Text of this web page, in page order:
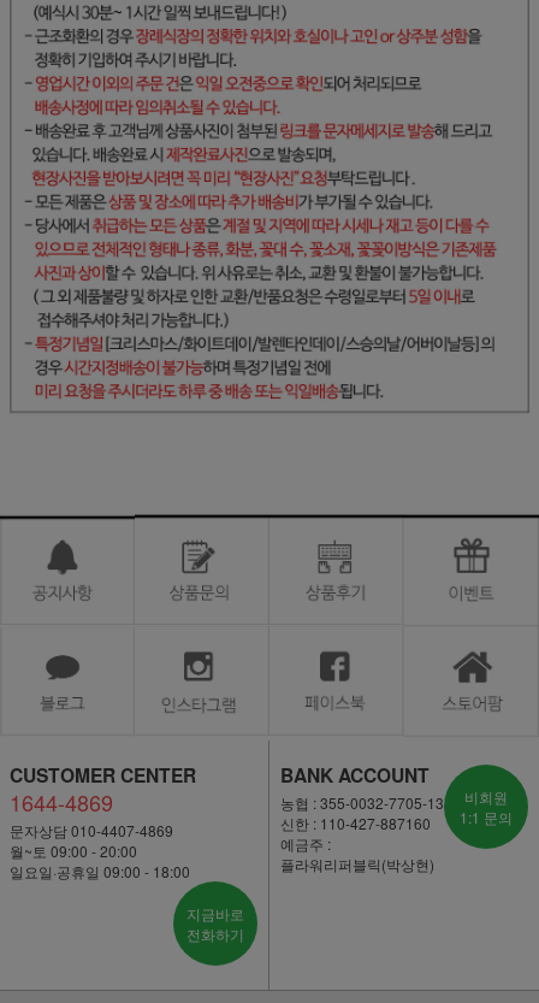
CUSTOMER CENTER
1644-4869
문자상담 010-4407-4869
월~토 09:00 - 20:00
일요일·공휴일 09:00 - 18:00
지금바로
전화하기
BANK ACCOUNT
농협 : 355-0032-7705-13
신한 : 110-427-887160
예금주 :
플라워리퍼블릭(박상현)
비회원
1:1 문의